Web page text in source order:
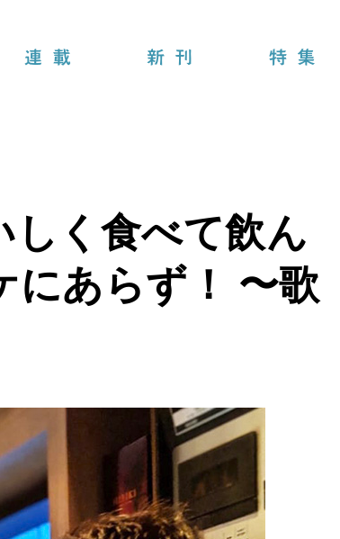
しく食べて飲ん
にあらず！ 〜歌